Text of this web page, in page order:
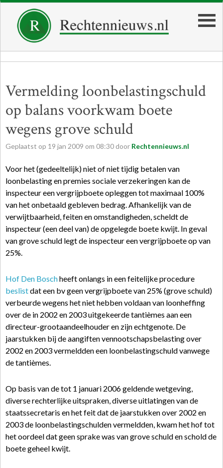
Vermelding loonbelastingschuld
op balans voorkwam boete
wegens grove schuld
Geplaatst op 19 jan 2009 om 08:30 door Rechtennieuws.nl
Voor het (gedeeltelijk) niet of niet tijdig betalen van
loonbelasting en premies sociale verzekeringen kan de
inspecteur een vergrijpboete opleggen tot maximaal 100%
van het onbetaald gebleven bedrag. Afhankelijk van de
verwijtbaarheid, feiten en omstandigheden, scheldt de
inspecteur (een deel van) de opgelegde boete kwijt. In geval
van grove schuld legt de inspecteur een vergrijpboete op van
25%.
Hof Den Boschheeft onlangs in een feitelijke procedure
beslistdat een bv geen vergrijpboete van 25% (grove schuld)
verbeurde wegens het niet hebben voldaan van loonheffing
over de in 2002 en 2003 uitgekeerde tantièmes aan een
directeur-grootaandeelhouder en zijn echtgenote. De
jaarstukken bij de aangiften vennootschapsbelasting over
2002 en 2003 vermeldden een loonbelastingschuld vanwege
de tantièmes.
Op basis van de tot 1 januari 2006 geldende wetgeving,
diverse rechterlijke uitspraken, diverse uitlatingen van de
staatssecretaris en het feit dat de jaarstukken over 2002 en
2003 de loonbelastingschulden vermeldden, kwam het hof tot
het oordeel dat geen sprake was van grove schuld en schold de
boete geheel kwijt.